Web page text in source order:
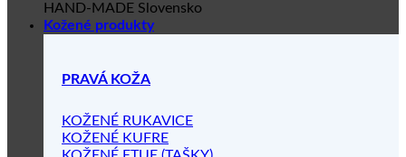
Kožené produkty
PRAVÁ KOŽA
KOŽENÉ RUKAVICE
KOŽENÉ KUFRE